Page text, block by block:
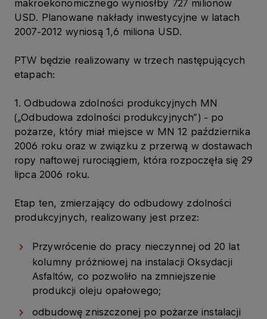
makroekonomicznego wyniósłby 727 milionów
USD. Planowane nakłady inwestycyjne w latach
2007-2012 wyniosą 1,6 miliona USD.
PTW będzie realizowany w trzech następujących
etapach:
1. Odbudowa zdolności produkcyjnych MN
(„Odbudowa zdolności produkcyjnych”) - po
pożarze, który miał miejsce w MN 12 października
2006 roku oraz w związku z przerwą w dostawach
ropy naftowej rurociągiem, która rozpoczęła się 29
lipca 2006 roku.
Etap ten, zmierzający do odbudowy zdolności
produkcyjnych, realizowany jest przez:
Przywrócenie do pracy nieczynnej od 20 lat
kolumny próżniowej na instalacji Oksydacji
Asfaltów, co pozwoliło na zmniejszenie
produkcji oleju opałowego;
odbudowę zniszczonej po pożarze instalacji